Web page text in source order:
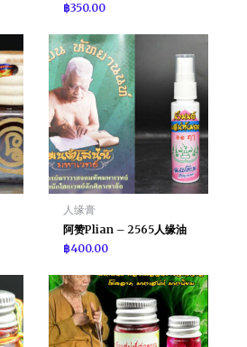
฿350.00
人缘膏
阿赞Plian – 2565人缘油
฿400.00